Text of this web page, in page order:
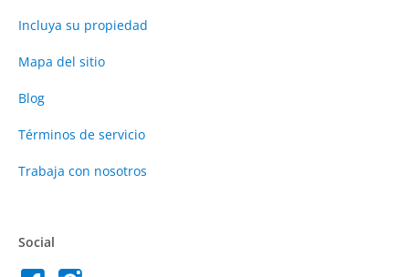
Incluya su propiedad
Mapa del sitio
Blog
Términos de servicio
Trabaja con nosotros
Social